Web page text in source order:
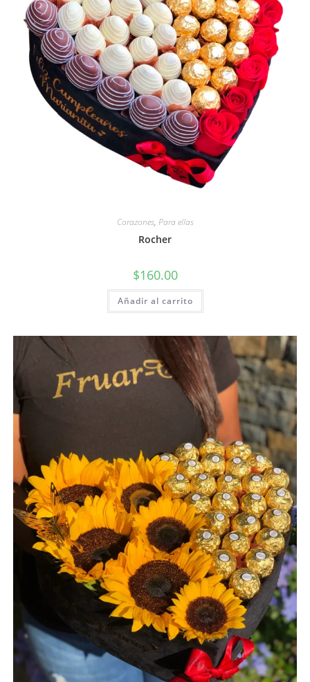
Corazones, Para ellas
Rocher
$160.00
Añadir al carrito